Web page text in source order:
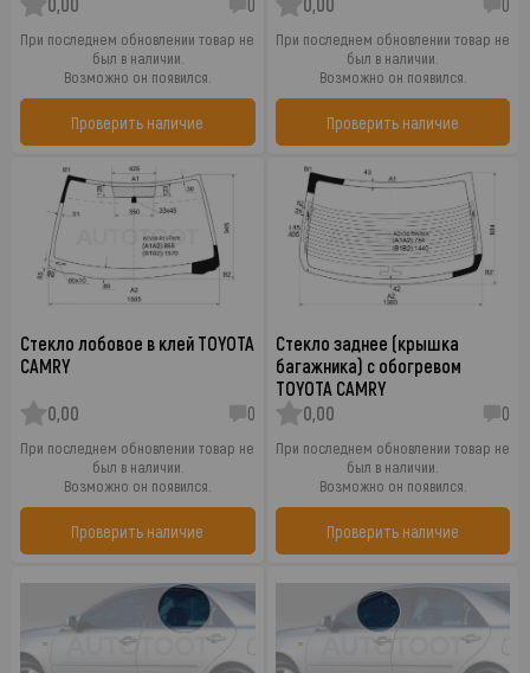
При последнем обновлении товар не
был в наличии.
Возможно он появился.
Проверить наличие
При последнем обновлении товар не
был в наличии.
Возможно он появился.
Проверить наличие
Стекло лобовое в клей TOYOTA
CAMRY
0,00 0
При последнем обновлении товар не
был в наличии.
Возможно он появился.
Проверить наличие
Стекло заднее (крышка
багажника) с обогревом
TOYOTA CAMRY
0,00
0
При последнем обновлении товар не
был в наличии.
Возможно он появился.
Проверить наличие